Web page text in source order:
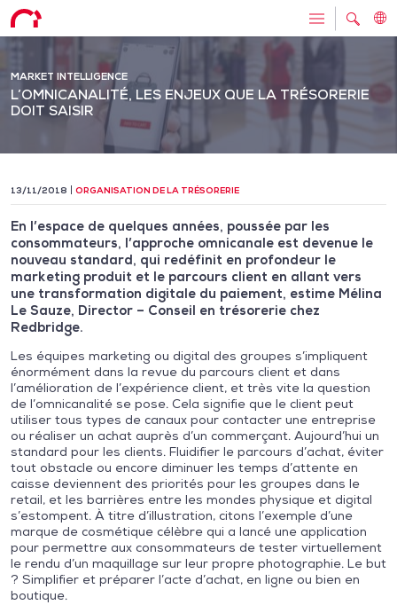
MARKET INTELLIGENCE
L’OMNICANALITÉ, LES ENJEUX QUE LA TRÉSORERIE
DOIT SAISIR
13/11/2018 ORGANISATION DE LA TRÉSORERIE
En l’espace de quelques années, poussée par les
consommateurs, l’approche omnicanale est devenue le
nouveau standard, qui redéfinit en profondeur le
marketing produit et le parcours client en allant vers
une transformation digitale du paiement, estime Mélina
Le Sauze, Director – Conseil en trésorerie chez
Redbridge.
Les équipes marketing ou digital des groupes s’impliquent
énormément dans la revue du parcours client et dans
l’amélioration de l’expérience client, et très vite la question
de l’omnicanalité se pose. Cela signifie que le client peut
utiliser tous types de canaux pour contacter une entreprise
ou réaliser un achat auprès d’un commerçant. Aujourd’hui un
standard pour les clients. Fluidifier le parcours d’achat, éviter
tout obstacle ou encore diminuer les temps d’attente en
caisse deviennent des priorités pour les groupes dans le
retail, et les barrières entre les mondes physique et digital
s’estompent. À titre d’illustration, citons l’exemple d’une
marque de cosmétique célèbre qui a lancé une application
pour permettre aux consommateurs de tester virtuellement
le rendu d’un maquillage sur leur propre photographie. Le but
? Simplifier et préparer l’acte d’achat, en ligne ou bien en
boutique.